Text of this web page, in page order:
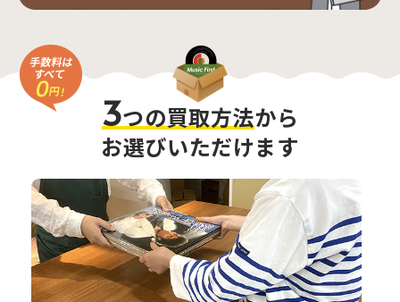
3つの買取方法から
お選びいただけます